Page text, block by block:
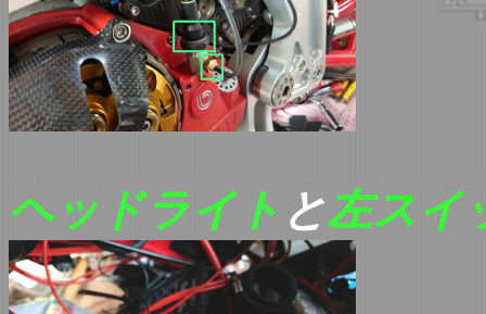
ヘッドライト と左スイ